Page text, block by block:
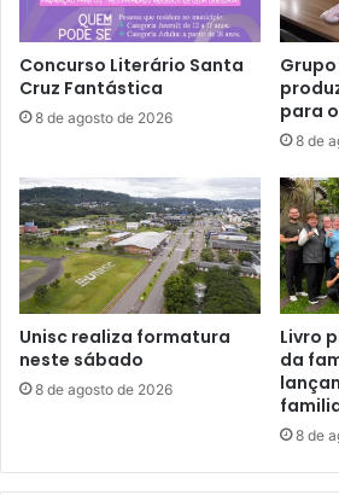
Concurso Literário Santa
Cruz Fantástica
8 de agosto de 2026
Grupo
para
8 de
Unisc realiza formatura
neste sábado
8 de agosto de 2026
Livro
da
8 de